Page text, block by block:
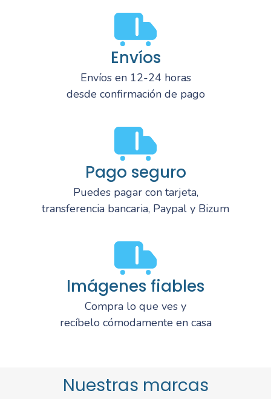
Envíos
Envíos en 12-24 horas
desde confirmación de pago
Pago seguro
Puedes pagar con tarjeta,
transferencia bancaria, Paypal y Bizum
Imágenes fiables
Compra lo que ves y
recíbelo cómodamente en casa
Nuestras marcas